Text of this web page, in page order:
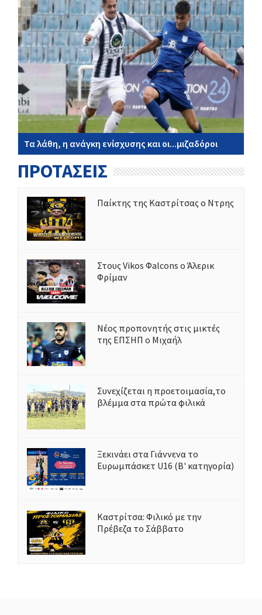
Τα λάθη, η ανάγκη ενίσχυσης και οι...μιζαδόροι
ΠΡΟΤΑΣΕΙΣ
Παίκτης της Καστρίτσας ο Ντρης
Στους Vikos Φalcons ο Άλερικ
Φρίμαν
Νέος προπονητής στις μικτές
της ΕΠΣΗΠ ο Μιχαήλ
Συνεχίζεται η προετοιμασία,το
βλέμμα στα πρώτα φιλικά
Ξεκινάει στα Γιάννενα το
Ευρωμπάσκετ U16 (Β' κατηγορία)
Καστρίτσα: Φιλικό με την
Πρέβεζα το Σάββατο